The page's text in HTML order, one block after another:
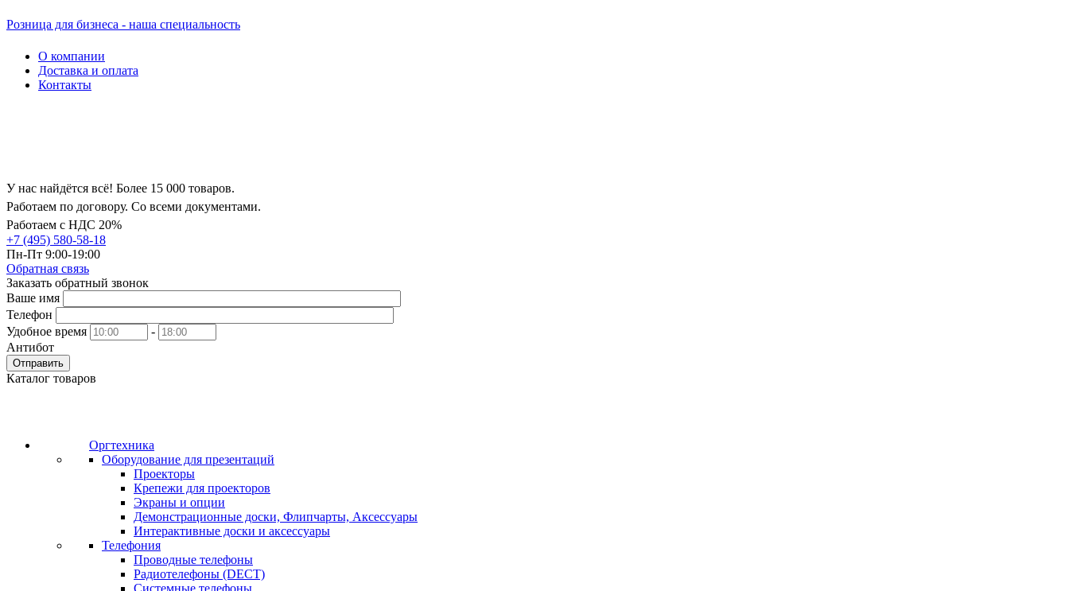
Розница для бизнеса - наша специальность
О компании
Доставка и оплата
Контакты
У нас найдётся всё! Более 15 000 товаров.
Работаем по договору. Со всеми документами.
Работаем с НДС 20%
+7 (495) 580-58-18
Пн-Пт 9:00-19:00
Обратная связь
Заказать обратный звонок
Ваше имя
Телефон
Удобное время
-
Антибот
Отправить
Каталог товаров
Оргтехника
Оборудование для презентаций
Проекторы
Крепежи для проекторов
Экраны и опции
Демонстрационные доски, Флипчарты, Аксессуары
Интерактивные доски и аксессуары
Телефония
Проводные телефоны
Радиотелефоны (DECT)
Системные телефоны